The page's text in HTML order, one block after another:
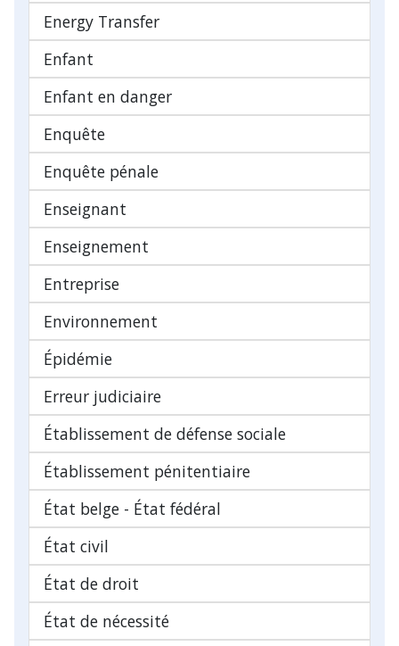
Energy Transfer
Enfant
Enfant en danger
Enquête
Enquête pénale
Enseignant
Enseignement
Entreprise
Environnement
Épidémie
Erreur judiciaire
Établissement de défense sociale
Établissement pénitentiaire
État belge - État fédéral
État civil
État de droit
État de nécessité